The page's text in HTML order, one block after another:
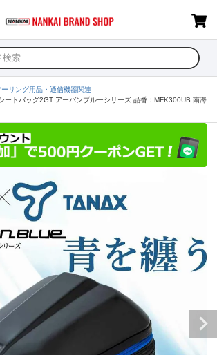
リング用品・通信機器関連
ートバッグ2GT アーバンブルーシリーズ 品番：MFK300UB 南海